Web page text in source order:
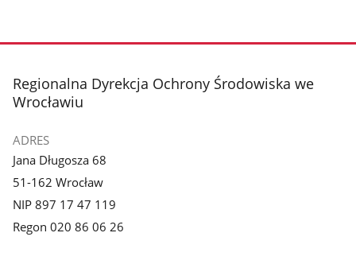
stopka
Regionalna Dyrekcja Ochrony Środowiska we
Wrocławiu
ADRES
Jana Długosza 68
51-162 Wrocław
NIP 897 17 47 119
Regon 020 86 06 26